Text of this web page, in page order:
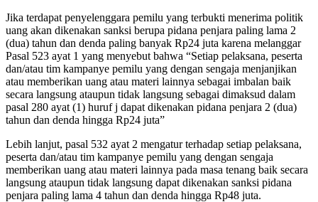
Jika terdapat penyelenggara pemilu yang terbukti menerima politik
uang akan dikenakan sanksi berupa pidana penjara paling lama 2
(dua) tahun dan denda paling banyak Rp24 juta karena melanggar
Pasal 523 ayat 1 yang menyebut bahwa “Setiap pelaksana, peserta
dan/atau tim kampanye pemilu yang dengan sengaja menjanjikan
atau memberikan uang atau materi lainnya sebagai imbalan baik
secara langsung ataupun tidak langsung sebagai dimaksud dalam
pasal 280 ayat (1) huruf j dapat dikenakan pidana penjara 2 (dua)
tahun dan denda hingga Rp24 juta”
Lebih lanjut, pasal 532 ayat 2 mengatur terhadap setiap pelaksana,
peserta dan/atau tim kampanye pemilu yang dengan sengaja
memberikan uang atau materi lainnya pada masa tenang baik secara
langsung ataupun tidak langsung dapat dikenakan sanksi pidana
penjara paling lama 4 tahun dan denda hingga Rp48 juta.